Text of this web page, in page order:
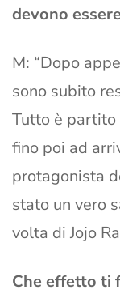
devono
M: “Dopo
sono subito
Tutto è partito
fino poi ad
protagonista
stato un vero
volta di Jojo
Che effetto ti